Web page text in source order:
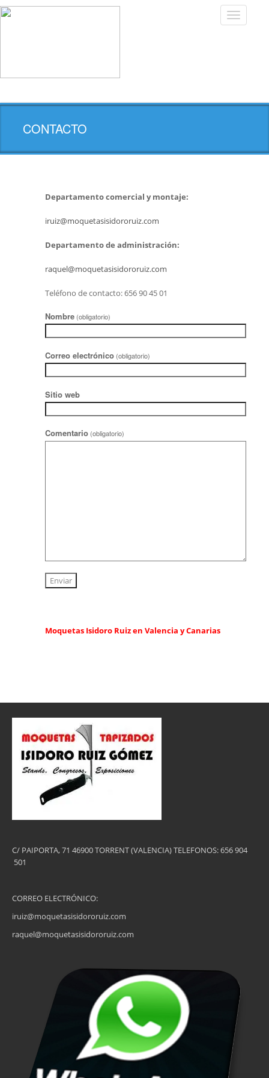
Toggle
CONTACTO
Departamento comercial y montaje:
iruiz@moquetasisidororuiz.com
Departamento de administración:
raquel@moquetasisidororuiz.com
Teléfono de contacto: 656 90 45 01
Nombre (obligatorio)
Correo electrónico (obligatorio)
Sitio web
Comentario (obligatorio)
Enviar
Moquetas Isidoro Ruiz en Valencia y Canarias
C/ PAIPORTA, 71 46900 TORRENT (VALENCIA) TELEFONOS: 656 904
501
CORREO ELECTRÓNICO:
iruiz@moquetasisidororuiz.com
raquel@moquetasisidororuiz.com